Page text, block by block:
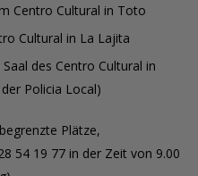
Centro Cultural in Toto
Cultural in La Lajita
des Centro Cultural in
Policia Local)
Plätze,
54 19 77 in der Zeit von 9.00